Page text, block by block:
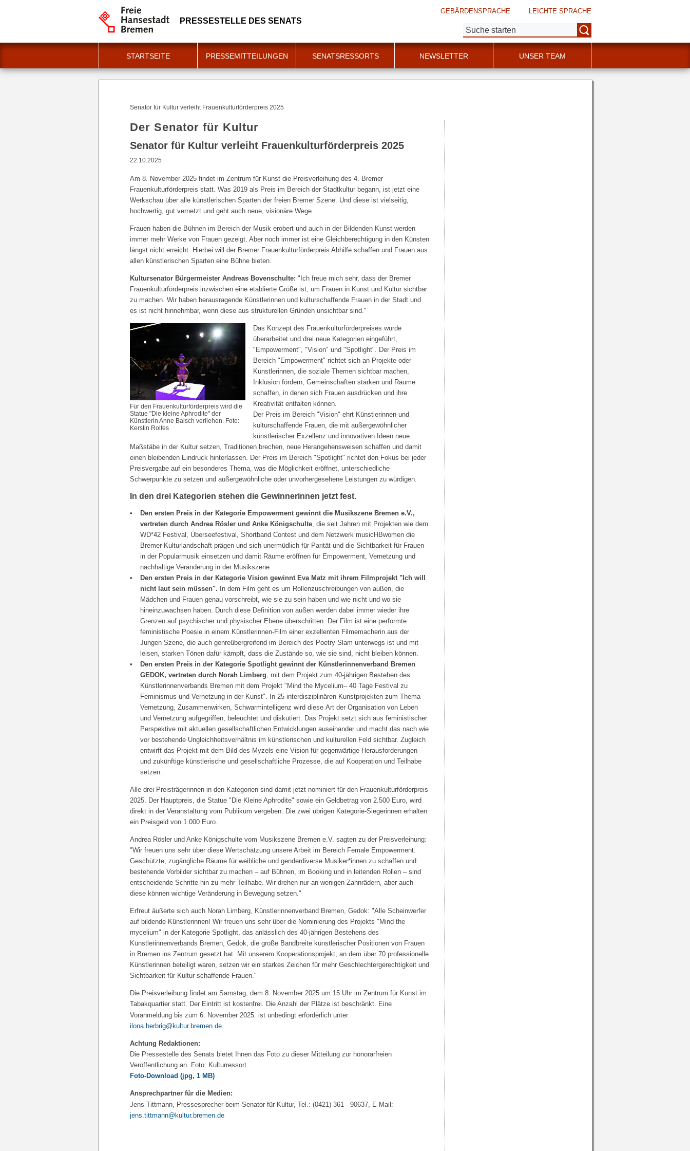
PRESSESTELLE DES SENATS
GEBÄRDENSPRACHE LEICHTE SPRACHE
Suche:
STARTSEITE PRESSEMITTEILUNGEN SENATSRESSORTS NEWSLETTER UNSER TEAM
Senator für Kultur verleiht Frauenkulturförderpreis 2025
Der Senator für Kultur
Senator für Kultur verleiht Frauenkulturförderpreis 2025
22.10.2025
Am 8. November 2025 findet im Zentrum für Kunst die Preisverleihung des 4. Bremer
Frauenkulturförderpreis statt. Was 2019 als Preis im Bereich der Stadtkultur begann, ist jetzt eine
Werkschau über alle künstlerischen Sparten der freien Bremer Szene. Und diese ist vielseitig,
hochwertig, gut vernetzt und geht auch neue, visionäre Wege.
Frauen haben die Bühnen im Bereich der Musik erobert und auch in der Bildenden Kunst werden
immer mehr Werke von Frauen gezeigt. Aber noch immer ist eine Gleichberechtigung in den Künsten
längst nicht erreicht. Hierbei will der Bremer Frauenkulturförderpreis Abhilfe schaffen und Frauen aus
allen künstlerischen Sparten eine Bühne bieten.
Kultursenator Bürgermeister Andreas Bovenschulte: "Ich freue mich sehr, dass der Bremer
Frauenkulturförderpreis inzwischen eine etablierte Größe ist, um Frauen in Kunst und Kultur sichtbar
zu machen. Wir haben herausragende Künstlerinnen und kulturschaffende Frauen in der Stadt und
es ist nicht hinnehmbar, wenn diese aus strukturellen Gründen unsichtbar sind."
Für den Frauenkulturförderpreis wird die
Statue "Die kleine Aphrodite" der
Künstlerin Anne Baisch verliehen. Foto:
Kerstin Rolfes
Das Konzept des Frauenkulturförderpreises wurde
überarbeitet und drei neue Kategorien eingeführt,
"Empowerment", "Vision" und "Spotlight". Der Preis im
Bereich "Empowerment" richtet sich an Projekte oder
Künstlerinnen, die soziale Themen sichtbar machen,
Inklusion fördern, Gemeinschaften stärken und Räume
schaffen, in denen sich Frauen ausdrücken und ihre
Kreativität entfalten können.
Der Preis im Bereich "Vision" ehrt Künstlerinnen und
kulturschaffende Frauen, die mit außergewöhnlicher
künstlerischer Exzellenz und innovativen Ideen neue
Maßstäbe in der Kultur setzen, Traditionen brechen, neue Herangehensweisen schaffen und damit
einen bleibenden Eindruck hinterlassen. Der Preis im Bereich "Spotlight" richtet den Fokus bei jeder
Preisvergabe auf ein besonderes Thema, was die Möglichkeit eröffnet, unterschiedliche
Schwerpunkte zu setzen und außergewöhnliche oder unvorhergesehene Leistungen zu würdigen.
In den drei Kategorien stehen die Gewinnerinnen jetzt fest.
Den ersten Preis in der Kategorie Empowerment gewinnt die Musikszene Bremen e.V.,
vertreten durch Andrea Rösler und Anke Königschulte, die seit Jahren mit Projekten wie dem
WD*42 Festival, Überseefestival, Shortband Contest und dem Netzwerk musicHBwomen die
Bremer Kulturlandschaft prägen und sich unermüdlich für Parität und die Sichtbarkeit für Frauen
in der Popularmusik einsetzen und damit Räume eröffnen für Empowerment, Vernetzung und
nachhaltige Veränderung in der Musikszene.
Den ersten Preis in der Kategorie Vision gewinnt Eva Matz mit ihrem Filmprojekt "Ich will
nicht laut sein müssen". In dem Film geht es um Rollenzuschreibungen von außen, die
Mädchen und Frauen genau vorschreibt, wie sie zu sein haben und wie nicht und wo sie
hineinzuwachsen haben. Durch diese Definition von außen werden dabei immer wieder ihre
Grenzen auf psychischer und physischer Ebene überschritten. Der Film ist eine performte
feministische Poesie in einem Künstlerinnen-Film einer exzellenten Filmemacherin aus der
Jungen Szene, die auch genreübergreifend im Bereich des Poetry Slam unterwegs ist und mit
leisen, starken Tönen dafür kämpft, dass die Zustände so, wie sie sind, nicht bleiben können.
Den ersten Preis in der Kategorie Spotlight gewinnt der Künstlerinnenverband Bremen
GEDOK, vertreten durch Norah Limberg, mit dem Projekt zum 40-jährigen Bestehen des
Künstlerinnenverbands Bremen mit dem Projekt "Mind the Mycelium– 40 Tage Festival zu
Feminismus und Vernetzung in der Kunst". In 25 interdisziplinären Kunstprojekten zum Thema
Vernetzung, Zusammenwirken, Schwarmintelligenz wird diese Art der Organisation von Leben
und Vernetzung aufgegriffen, beleuchtet und diskutiert. Das Projekt setzt sich aus feministischer
Perspektive mit aktuellen gesellschaftlichen Entwicklungen auseinander und macht das nach wie
vor bestehende Ungleichheitsverhältnis im künstlerischen und kulturellen Feld sichtbar. Zugleich
entwirft das Projekt mit dem Bild des Myzels eine Vision für gegenwärtige Herausforderungen
und zukünftige künstlerische und gesellschaftliche Prozesse, die auf Kooperation und Teilhabe
setzen.
Alle drei Preisträgerinnen in den Kategorien sind damit jetzt nominiert für den Frauenkulturförderpreis
2025. Der Hauptpreis, die Statue "Die Kleine Aphrodite" sowie ein Geldbetrag von 2.500 Euro, wird
direkt in der Veranstaltung vom Publikum vergeben. Die zwei übrigen Kategorie-Siegerinnen erhalten
ein Preisgeld von 1.000 Euro.
Andrea Rösler und Anke Königschulte vom Musikszene Bremen e.V. sagten zu der Preisverleihung:
"Wir freuen uns sehr über diese Wertschätzung unsere Arbeit im Bereich Female Empowerment.
Geschützte, zugängliche Räume für weibliche und genderdiverse Musiker*innen zu schaffen und
bestehende Vorbilder sichtbar zu machen – auf Bühnen, im Booking und in leitenden Rollen – sind
entscheidende Schritte hin zu mehr Teilhabe. Wir drehen nur an wenigen Zahnrädern, aber auch
diese können wichtige Veränderung in Bewegung setzen."
Erfreut äußerte sich auch Norah Limberg, Künstlerinnenverband Bremen, Gedok: "Alle Scheinwerfer
auf bildende Künstlerinnen! Wir freuen uns sehr über die Nominierung des Projekts "Mind the
mycelium" in der Kategorie Spotlight, das anlässlich des 40-jährigen Bestehens des
Künstlerinnenverbands Bremen, Gedok, die große Bandbreite künstlerischer Positionen von Frauen
in Bremen ins Zentrum gesetzt hat. Mit unserem Kooperationsprojekt, an dem über 70 professionelle
Künstlerinnen beteiligt waren, setzen wir ein starkes Zeichen für mehr Geschlechtergerechtigkeit und
Sichtbarkeit für Kultur schaffende Frauen."
Die Preisverleihung findet am Samstag, dem 8. November 2025 um 15 Uhr im Zentrum für Kunst im
Tabakquartier statt. Der Eintritt ist kostenfrei. Die Anzahl der Plätze ist beschränkt. Eine
Voranmeldung bis zum 6. November 2025. ist unbedingt erforderlich unter
ilona.herbrig@kultur.bremen.de.
Achtung Redaktionen:
Die Pressestelle des Senats bietet Ihnen das Foto zu dieser Mitteilung zur honorarfreien
Veröffentlichung an. Foto: Kulturressort
Foto-Download (jpg, 1 MB)
Ansprechpartner für die Medien:
Jens Tittmann, Pressesprecher beim Senator für Kultur, Tel.: (0421) 361 - 90637, E-Mail:
jens.tittmann@kultur.bremen.de